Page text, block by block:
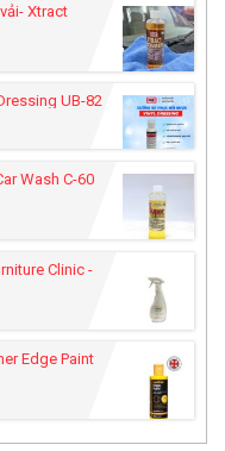
Xtract
UB-82
Wash C-60
Clinic -
Edge Paint